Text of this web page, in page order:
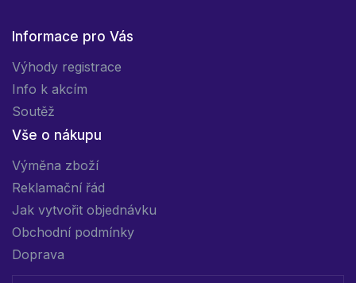
Informace pro Vás
Výhody registrace
Info k akcím
Soutěž
Vše o nákupu
Výměna zboží
Reklamační řád
Jak vytvořit objednávku
Obchodní podmínky
Doprava